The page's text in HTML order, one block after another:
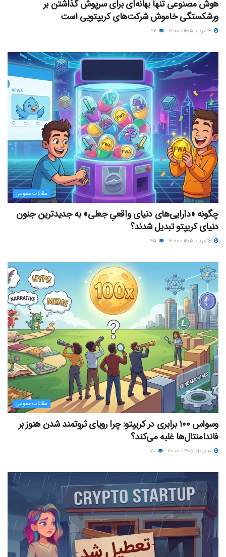
هوش مصنوعی تنها بهانه‌ای برای سرپوش گذاشتن بر
ورشکستگی خاموش شرکت‌های کریپتویی است
مقالات عمومی
چگونه «دارایی‌های دنیای واقعیِ جعلی» به جدیدترین جنون
دنیای کریپتو تبدیل شدند؟
مقالات عمومی
وسواس ۱۰۰ برابری در کریپتو: چرا رویای ثروتمند شدن هنوز بر
فاندامنتال‌ها غلبه می‌کند؟